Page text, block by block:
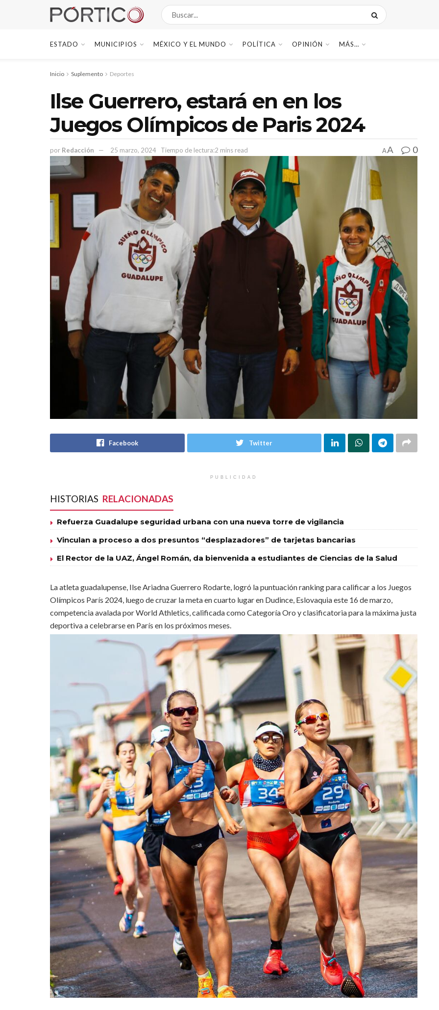
ESTADO MUNICIPIOS MÉXICO Y EL MUNDO POLÍTICA OPINIÓN MÁS…
Inicio Suplemento Deportes
Ilse Guerrero, estará en en los
Juegos Olímpicos de Paris 2024
por Redacción 25 marzo, 2024 Tiempo de lectura:2 mins read AA 0
Facebook Twitter
PUBLICIDAD
HISTORIAS RELACIONADAS
Refuerza Guadalupe seguridad urbana con una nueva torre de vigilancia
Vinculan a proceso a dos presuntos “desplazadores” de tarjetas bancarias
El Rector de la UAZ, Ángel Román, da bienvenida a estudiantes de Ciencias de la Salud
La atleta guadalupense, Ilse Ariadna Guerrero Rodarte, logró la puntuación ranking para calificar a los Juegos
Olímpicos París 2024, luego de cruzar la meta en cuarto lugar en Dudince, Eslovaquia este 16 de marzo,
competencia avalada por World Athletics, calificada como Categoría Oro y clasificatoria para la máxima justa
deportiva a celebrarse en París en los próximos meses.